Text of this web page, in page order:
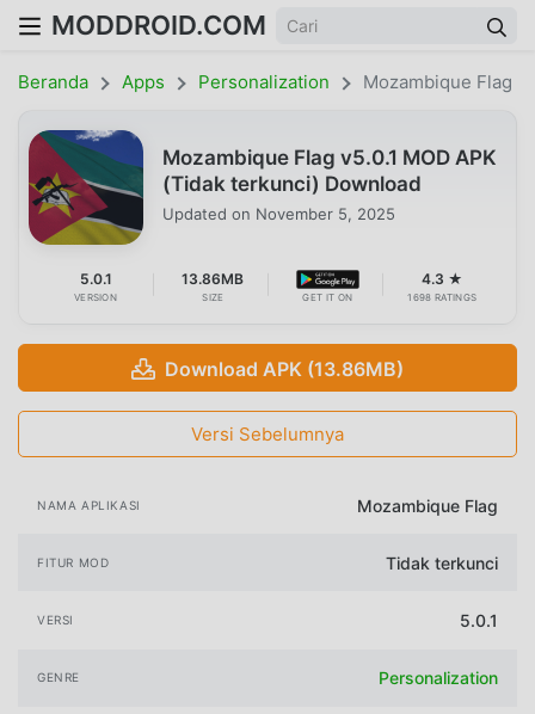
MODDROID.COM
Beranda Apps Personalization Mozambique Flag
Mozambique Flag v5.0.1 MOD APK
(Tidak terkunci) Download
Updated on November 5, 2025
5.0.1
VERSION
13.86MB
SIZE GET IT ON
4.3 ★
1698 RATINGS
Download APK (13.86MB)
Versi Sebelumnya
NAMA APLIKASI Mozambique Flag
FITUR MOD Tidak terkunci
VERSI 5.0.1
GENRE Personalization